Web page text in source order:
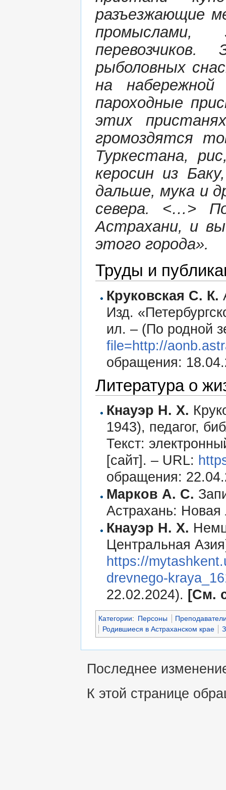
разъезжающие
промыслами,
рыболовных
на
пароходные
этих
громоздятся
Туркестана,
керосин из
дальше, мука и
севера. <…>
Астрахани, и
этого города».
Труды и
Круковская С. К.
Изд.
ил. – (По родной
file=http://
обращения:
Литература о
Кнауэр Н. Х.
1943), педагог,
Текст:
[сайт]. – URL:
обращения:
Марков А. С.
Астрахань:
Кнауэр Н. Х.
Центральная
https://
drevnego-
22.02.2024). [См.
Категории: Персоны
Родившиеся в Астраханском крае
Последнее
К этой странице